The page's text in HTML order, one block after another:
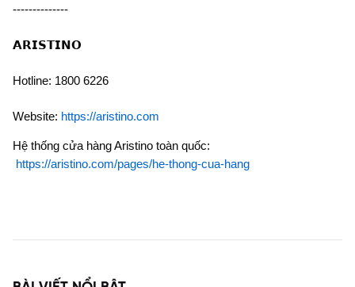
--------------
𝗔𝗥𝗜𝗦𝗧𝗜𝗡𝗢
Hotline: 1800 6226
Website: https://aristino.com
Hệ thống cửa hàng Aristino toàn quốc:
https://aristino.com/pages/he-thong-cua-hang